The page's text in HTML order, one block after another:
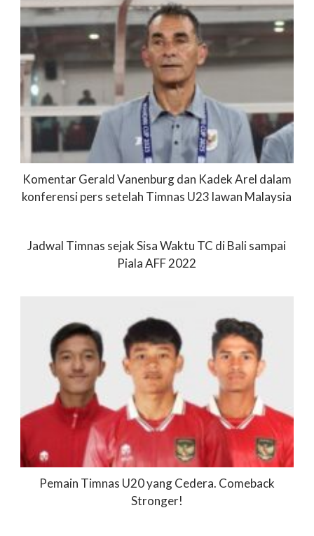
Komentar Gerald Vanenburg dan Kadek Arel dalam
konferensi pers setelah Timnas U23 lawan Malaysia
Jadwal Timnas sejak Sisa Waktu TC di Bali sampai
Piala AFF 2022
Pemain Timnas U20 yang Cedera. Comeback
Stronger!